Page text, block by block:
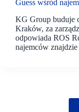
Guess wśród
KG Group buduje
Kraków, za
odpowiada ROS
najemców znajdzie